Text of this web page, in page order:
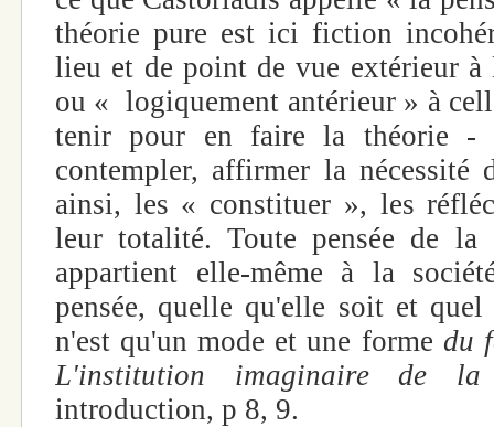
théorie pure est ici fiction
lieu et de point de vue extérieur
ou « logiquement antérieur » à
tenir pour en faire la théorie -
contempler, affirmer la nécessité
ainsi, les « constituer », les
leur totalité. Toute pensée de
appartient elle-même à la
pensée, quelle qu'elle soit et
n'est qu'un mode et une forme du
L'institution imaginaire de
introduction, p 8, 9.